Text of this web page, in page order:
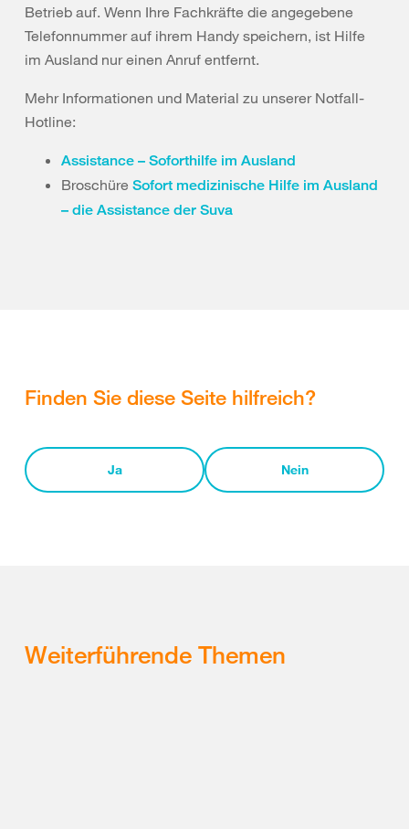
Betrieb auf. Wenn Ihre Fachkräfte die angegebene
Telefonnummer auf ihrem Handy speichern, ist Hilfe
im Ausland nur einen Anruf entfernt.
Mehr Informationen und Material zu unserer Notfall-
Hotline:
Assistance – Soforthilfe im Ausland
Broschüre Sofort medizinische Hilfe im Ausland
– die Assistance der Suva
Finden Sie diese Seite hilfreich?
Ja Nein
Weiterführende Themen